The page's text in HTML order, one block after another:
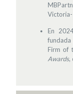
Victoria-
En
fundada
Firm of
Awards,